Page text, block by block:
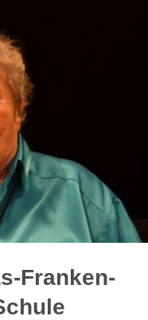
Fran­ken­